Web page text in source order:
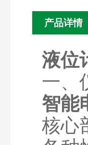
产品详情
液位
一、
智能
核心